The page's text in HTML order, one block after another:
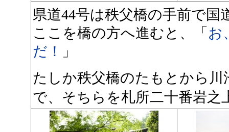
県道44号は秩父橋の手前で国
ここを橋の方へ進むと、「 お
だ！
」
たしか秩父橋のたもとから
で、そちらを札所二十番岩之